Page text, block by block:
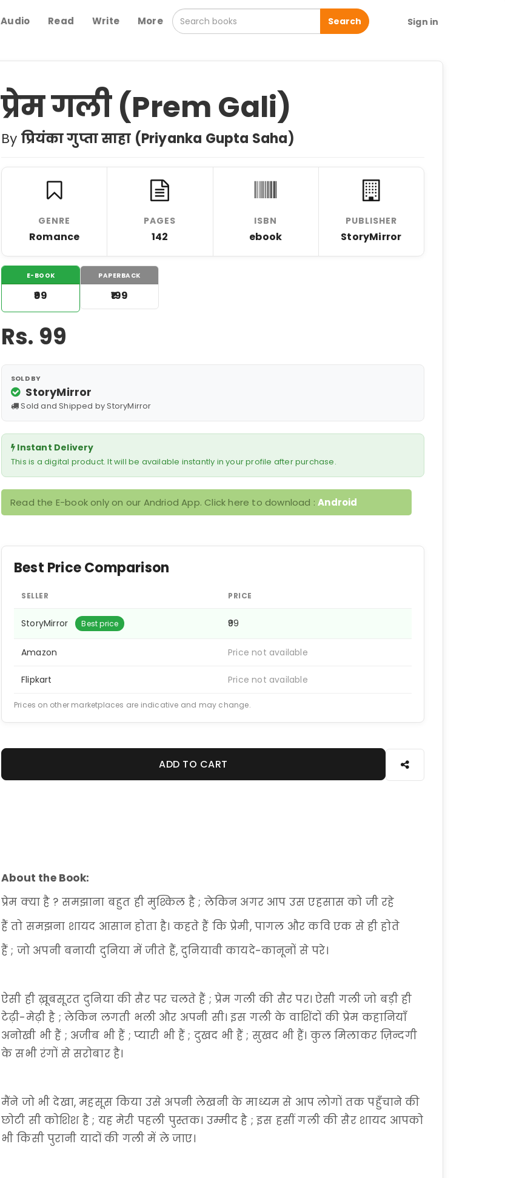
Audio Read Write More Search Sign in
प्रेम गली (Prem Gali)
By प्रियंका गुप्ता साहा (Priyanka Gupta Saha)
GENRE
Romance
PAGES
142
ISBN
ebook
PUBLISHER
StoryMirror
E-BOOK
₹99
PAPERBACK
₹199
Rs. 99
SOLD BY
StoryMirror
Sold and Shipped by StoryMirror
Instant Delivery
This is a digital product. It will be available instantly in your profile after purchase.
Read the E-book only on our Andriod App. Click here to download :Android
Best Price Comparison
SELLER PRICE
StoryMirror Best price ₹99
Amazon Price not available
Flipkart Price not available
Prices on other marketplaces are indicative and may change.
ADD TO CART
About the Book:
प्रेम क्या है ? समझाना बहुत ही मुश्किल है ; लेकिन अगर आप उस एहसास को जी रहे
हैं तो समझना शायद आसान होता है। कहते हैं कि प्रेमी, पागल और कवि एक से ही होते
हैं ; जो अपनी बनायी दुनिया में जीते हैं, दुनियावी कायदे-कानूनों से परे।
ऐसी ही ख़ूबसूरत दुनिया की सैर पर चलते हैं ; प्रेम गली की सैर पर। ऐसी गली जो बड़ी ही
टेढ़ी-मेढ़ी है ; लेकिन लगती भली और अपनी सी। इस गली के वाशिंदों की प्रेम कहानियाँ
अनोखी भी हैं ; अजीब भी हैं ; प्यारी भी हैं ; दुखद भी हैं ; सुखद भी हैं। कुल मिलाकर ज़िन्दगी
के सभी रंगों से सरोबार है।
मैंने जो भी देखा, महसूस किया उसे अपनी लेखनी के माध्यम से आप लोगों तक पहुँचाने की
छोटी सी कोशिश है ; यह मेरी पहली पुस्तक। उम्मीद है ; इस हसीं गली की सैर शायद आपको
भी किसी पुरानी यादों की गली में ले जाए।